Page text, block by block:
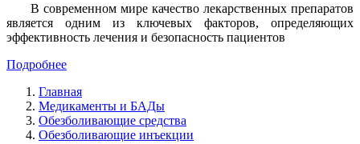
В современном мире качество лекарственных препаратов
является одним из ключевых факторов, определяющих
эффективность лечения и безопасность пациентов
Подробнее
Главная
Медикаменты и БАДы
Обезболивающие средства
Обезболивающие инъекции